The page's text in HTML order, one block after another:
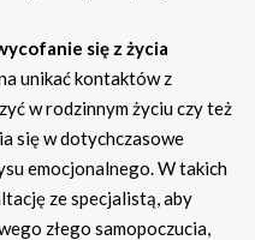
się z życia
unikać kontaktów z
w rodzinnym życiu czy też
się w dotychczasowe
emocjonalnego. W takich
ze specjalistą, aby
złego samopoczucia,